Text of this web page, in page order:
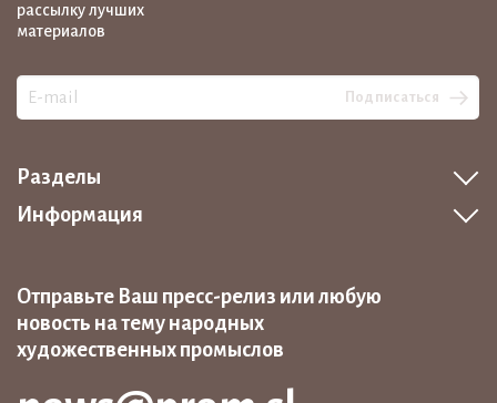
рассылку лучших
материалов
Подписаться
Разделы
Информация
Отправьте Ваш пресс-релиз или любую
новость на тему народных
художественных промыслов